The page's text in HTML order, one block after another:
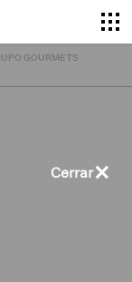
GOURMETS
Cerrar×